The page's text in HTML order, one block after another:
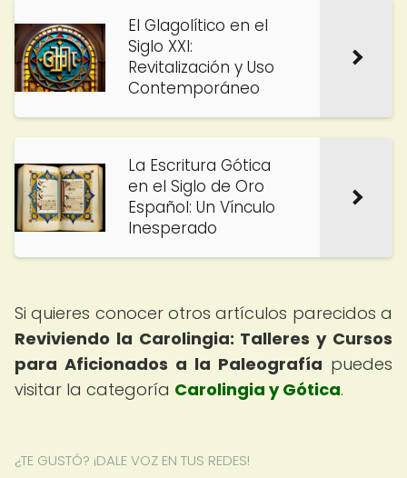
El Glagolítico en el
Siglo XXI:
Revitalización y Uso
Contemporáneo
La Escritura Gótica
en el Siglo de Oro
Español: Un Vínculo
Inesperado
Si quieres conocer otros artículos parecidos a
Reviviendo la Carolingia: Talleres y Cursos
para Aficionados a la Paleografía puedes
visitar la categoría Carolingia y Gótica.
¿TE GUSTÓ? ¡DALE VOZ EN TUS REDES!